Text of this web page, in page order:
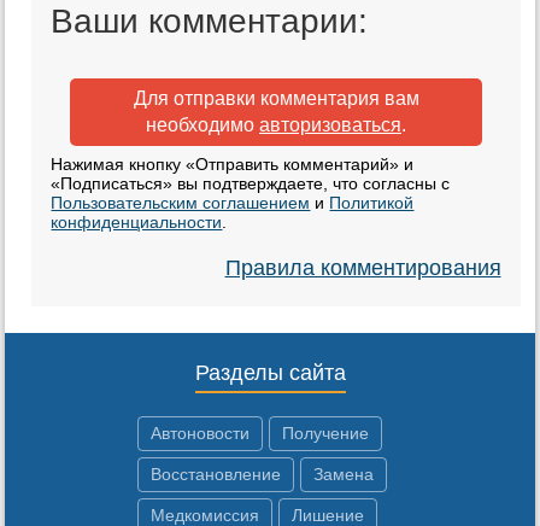
Ваши комментарии:
Для отправки комментария вам
необходимо авторизоваться.
Нажимая кнопку «Отправить комментарий» и
«Подписаться» вы подтверждаете, что согласны с
Пользовательским соглашением и Политикой
конфиденциальности
Правила комментирования
Разделы сайта
Автоновости Получение
Восстановление Замена
Медкомиссия Лишение